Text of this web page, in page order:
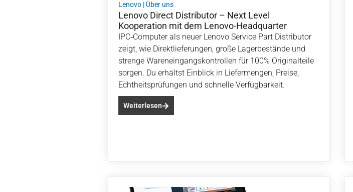
Lenovo | Über uns
Lenovo Direct Distributor – Next Level
Kooperation mit dem Lenovo-Headquarter
IPC‑Computer als neuer Lenovo Service Part Distributor
zeigt, wie Direktlieferungen, große Lagerbestände und
strenge Wareneingangskontrollen für 100% Originalteile
sorgen. Du erhältst Einblick in Liefermengen, Preise,
Echtheitsprüfungen und schnelle Verfügbarkeit.
Weiterlesen